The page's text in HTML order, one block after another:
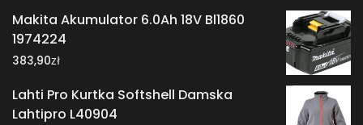
Makita Akumulator 6.0Ah 18V Bl1860
1974224
383,90zł
Lahti Pro Kurtka Softshell Damska
Lahtipro L40904